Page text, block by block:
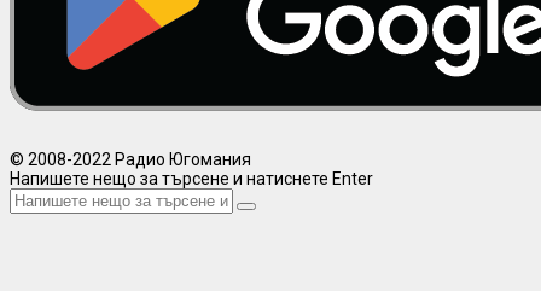
© 2008-2022 Радио Югомания
Напишете нещо за търсене и натиснете Enter